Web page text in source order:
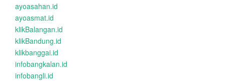
ayoasahan.id
ayoasmat.id
klikBalangan.id
klikBandung.id
klikbanggai.id
infobangkalan.id
infobangli.id